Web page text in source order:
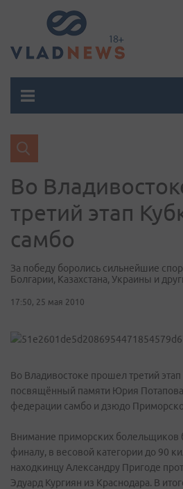
Во
третий этап
самбо
За победу боролись сильнейшие
Болгарии, Казахстана, Украины и
17:50, 25 мая 2010
Во Владивостоке прошел третий
посвящённый памяти Юрия Потапова
федерации самбо и дзюдо
Внимание приморских болельщиков
финалу, в весовой категории до 90
находкинцу Александру Пригоде
Эдуард Кургиян из Краснодара. В